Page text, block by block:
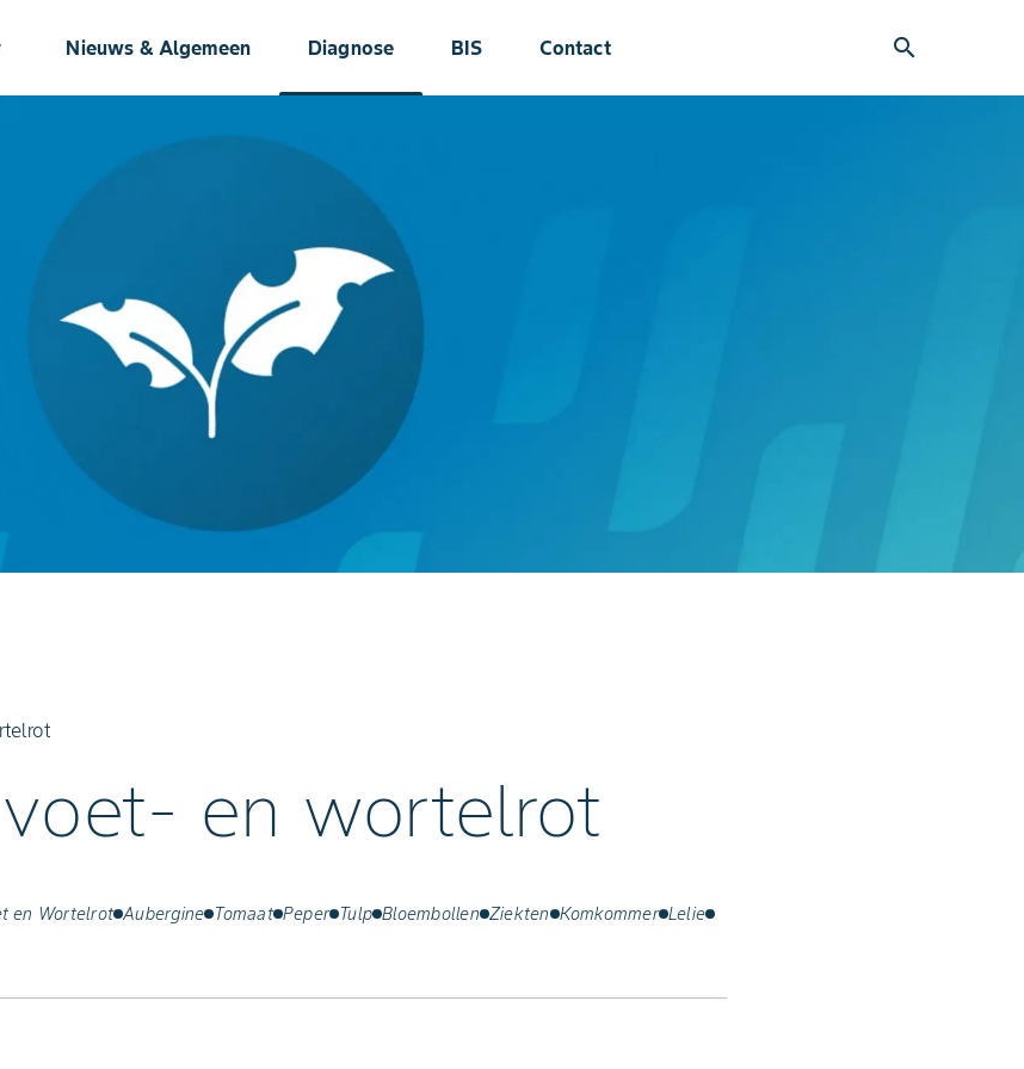
Nieuws & Algemeen Diagnose BIS Contact search
en wortelrot
en Wortelrot Aubergine Tomaat Peper Tulp Bloembollen Ziekten Komkommer Lelie